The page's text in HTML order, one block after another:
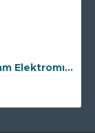
Ø63x30 mm Elektromıknatıs - 100 kg Çekim Gücü